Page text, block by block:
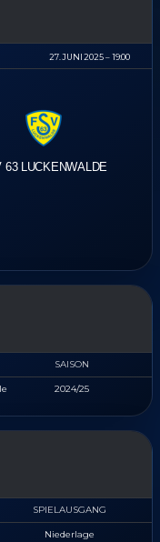
27. JUNI 2025 19:00
63 LUCKENWALDE
SAISON
2024/25
SPIELAUSGANG
Niederlage